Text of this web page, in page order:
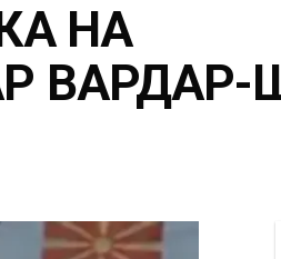
НА
ВАРДАР-